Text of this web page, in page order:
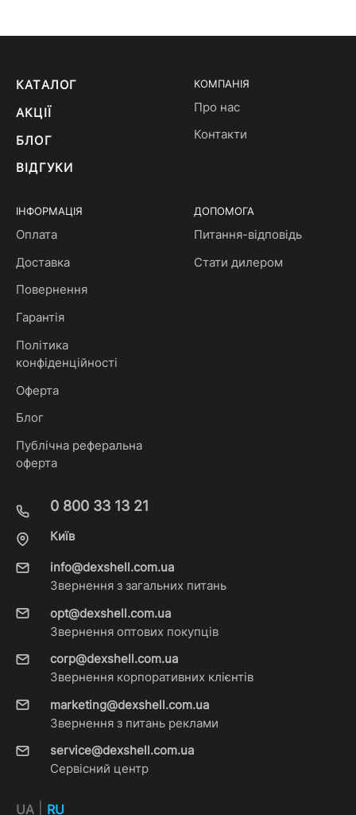
КАТАЛОГ
АКЦІЇ
БЛОГ
ВІДГУКИ
КОМПАНІЯ
Про нас
Контакти
ІНФОРМАЦІЯ
Оплата
Доставка
Повернення
Гарантія
Політика
конфіденційності
Оферта
Блог
Публічна реферальна
оферта
ДОПОМОГА
Питання-відповідь
Стати дилером
0 800 33 13 21
Київ
info@dexshell.com.ua
Звернення з загальних питань
opt@dexshell.com.ua
Звернення оптових покупців
corp@dexshell.com.ua
Звернення корпоративних клієнтів
marketing@dexshell.com.ua
Звернення з питань реклами
service@dexshell.com.ua
Сервісний центр
UA RU